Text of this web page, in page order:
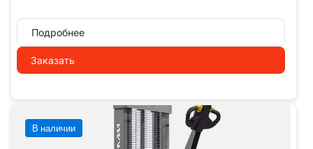
Подробнее
Заказать
В наличии